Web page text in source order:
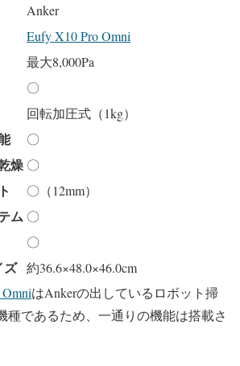
Anker
Eufy X10 Pro Omni
最大8,000Pa
〇
回転加圧式（1kg）
〇
燥 〇
〇（12mm）
ム 〇
〇
ズ 約36.6×48.0×46.0cm
はAnkerの出しているロボット掃
種であるため、一通りの機能は搭載さ